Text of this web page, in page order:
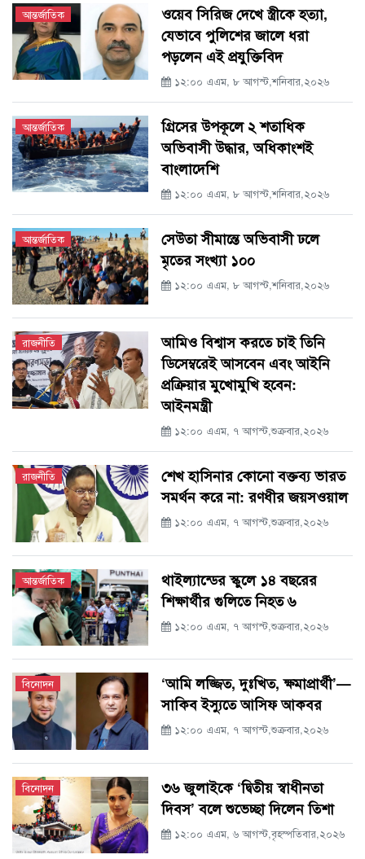
আন্তর্জাতিক
ওয়েব সিরিজ দেখে স্ত্রীকে হত্যা,
যেভাবে পুলিশের জালে ধরা
পড়লেন এই প্রযুক্তিবিদ
১২:০০ এএম, ৮ আগস্ট,শনিবার,২০২৬
আন্তর্জাতিক
গ্রিসের উপকূলে ২ শতাধিক
অভিবাসী উদ্ধার, অধিকাংশই
বাংলাদেশি
১২:০০ এএম, ৮ আগস্ট,শনিবার,২০২৬
আন্তর্জাতিক
সেউতা সীমান্তে অভিবাসী ঢলে
মৃতের সংখ্যা ১০০
১২:০০ এএম, ৮ আগস্ট,শনিবার,২০২৬
রাজনীতি
আমিও বিশ্বাস করতে চাই তিনি
ডিসেম্বরেই আসবেন এবং আইনি
প্রক্রিয়ার মুখোমুখি হবেন:
আইনমন্ত্রী
১২:০০ এএম, ৭ আগস্ট,শুক্রবার,২০২৬
রাজনীতি
শেখ হাসিনার কোনো বক্তব্য ভারত
সমর্থন করে না: রণধীর জয়সওয়াল
১২:০০ এএম, ৭ আগস্ট,শুক্রবার,২০২৬
আন্তর্জাতিক
থাইল্যান্ডের স্কুলে ১৪ বছরের
শিক্ষার্থীর গুলিতে নিহত ৬
১২:০০ এএম, ৭ আগস্ট,শুক্রবার,২০২৬
বিনোদন
‘আমি লজ্জিত, দুঃখিত, ক্ষমাপ্রার্থী’—
সাকিব ইস্যুতে আসিফ আকবর
১২:০০ এএম, ৭ আগস্ট,শুক্রবার,২০২৬
বিনোদন
৩৬ জুলাইকে ‘দ্বিতীয় স্বাধীনতা
দিবস’ বলে শুভেচ্ছা দিলেন তিশা
১২:০০ এএম, ৬ আগস্ট,বৃহস্পতিবার,২০২৬